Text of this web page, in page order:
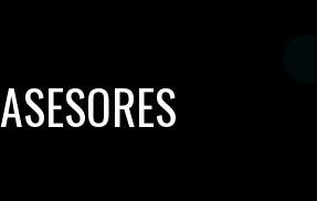
ASESORES